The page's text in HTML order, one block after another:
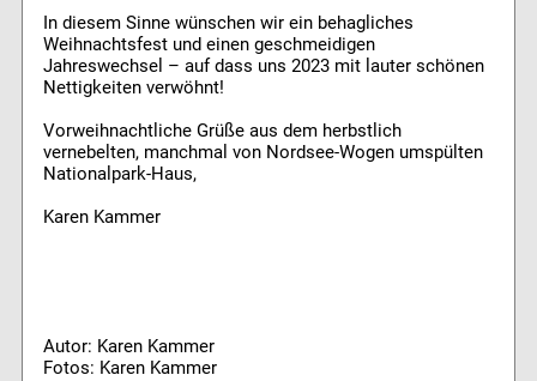
In diesem Sinne wünschen wir ein behagliches
Weihnachtsfest und einen geschmeidigen
Jahreswechsel – auf dass uns 2023 mit lauter schönen
Nettigkeiten verwöhnt!
Vorweihnachtliche Grüße aus dem herbstlich
vernebelten, manchmal von Nordsee-Wogen umspülten
Nationalpark-Haus,
Karen Kammer
Autor: Karen Kammer
Fotos: Karen Kammer